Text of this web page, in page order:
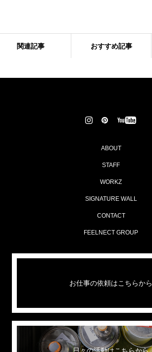
関連記事 おすすめ記事
ABOUT
STAFF
WORKZ
SIGNATURE WALL
CONTACT
FEELNECT GROUP
お仕事の依頼はこちらから
日々の活動はこちらから